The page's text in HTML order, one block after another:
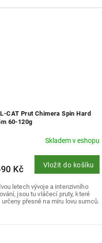
CAT Prut Chimera Spin Hard
60-120g
Skladem v eshopu
Kč Vložit do košíku
letech vývoje a intenzivního
jsou tu vláčecí pruty, které
určeny přesně na míru lovu sumců.